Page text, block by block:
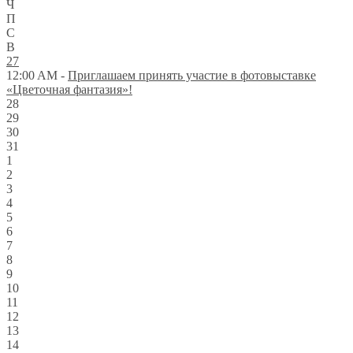
Ч
П
С
В
27
12:00 AM - Приглашаем принять участие в фотовыставке
«Цветочная фантазия»!
28
29
30
31
1
2
3
4
5
6
7
8
9
10
11
12
13
14